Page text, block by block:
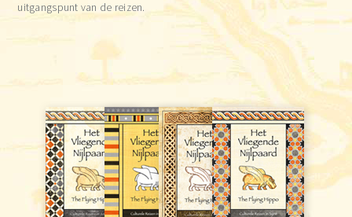
uitgangspunt van de reizen.